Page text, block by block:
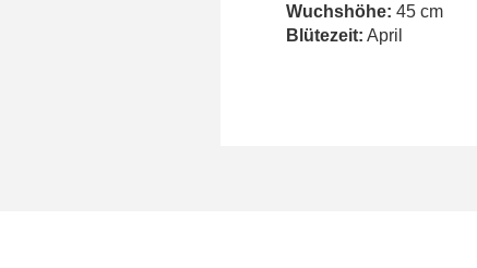
Wuchshöhe: 45 cm
Blütezeit: April